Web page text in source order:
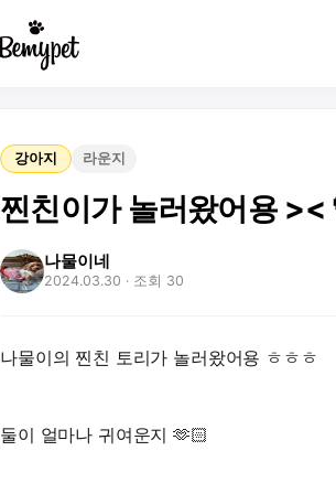
강아지 라운지
찐친이가 놀러왔어용 ><
나물이네
2024.03.30 · 조회 30
나물이의 찐친 토리가 놀러왔어용 ㅎㅎㅎ
둘이 얼마나 귀여운지 🫶🏻